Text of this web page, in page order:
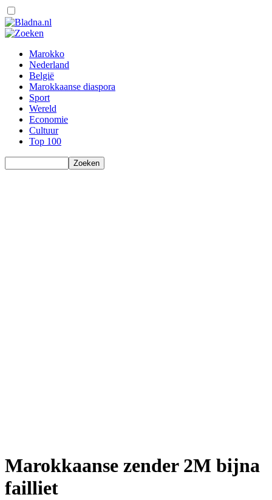
Marokko
Nederland
België
Marokkaanse diaspora
Sport
Wereld
Economie
Cultuur
Top 100
Marokkaanse zender 2M bijna
failliet